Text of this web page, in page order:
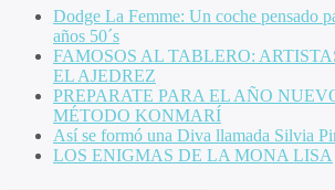
Dodge La Femme: Un coche pensado
años 50´s
FAMOSOS AL TABLERO:
EL AJEDREZ
PREPARATE PARA EL AÑO
MÉTODO KONMARÍ
Así se formó una Diva llamada Silvia
LOS ENIGMAS DE LA MONA LISA